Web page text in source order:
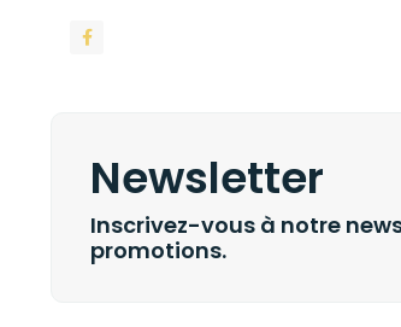
Newsletter
Inscrivez-vous à notre
promotions.